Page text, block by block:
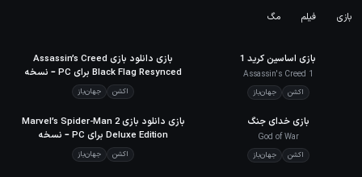
بازی فیلم مگ
بازی اساسین کرید 1
Assassin's Creed 1
اکشن جهان‌باز
META90
بازی دانلود بازی Assassin’s Creed
Black Flag Resynced برای PC – نسخه
ElAmigos
اکشن جهان‌باز
بازی خدای جنگ
God of War
اکشن جهان‌باز
META90
بازی دانلود بازی Marvel’s Spider-Man 2
Deluxe Edition برای PC – نسخه
ElAmigos
اکشن جهان‌باز